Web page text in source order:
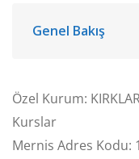
Genel Bakış
Özel Kurum:
Kurslar
Mernis Adres Kodu: